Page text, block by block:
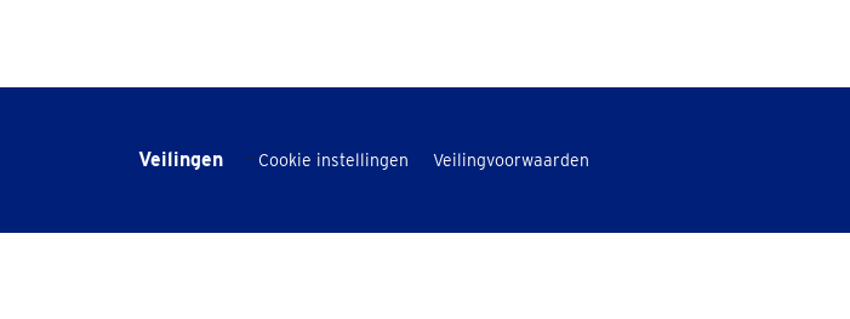
Veilingen - Cookie instellingen Veilingvoorwaarden